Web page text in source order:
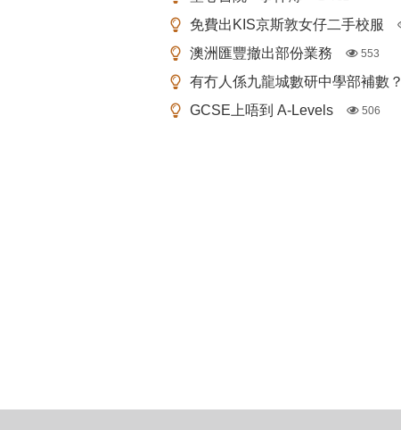
免費出KIS京斯敦女仔二手校服
澳洲匯豐撤出部份業務 553
有冇人係九龍城數研中學部補數？
GCSE上唔到 A-Levels 506